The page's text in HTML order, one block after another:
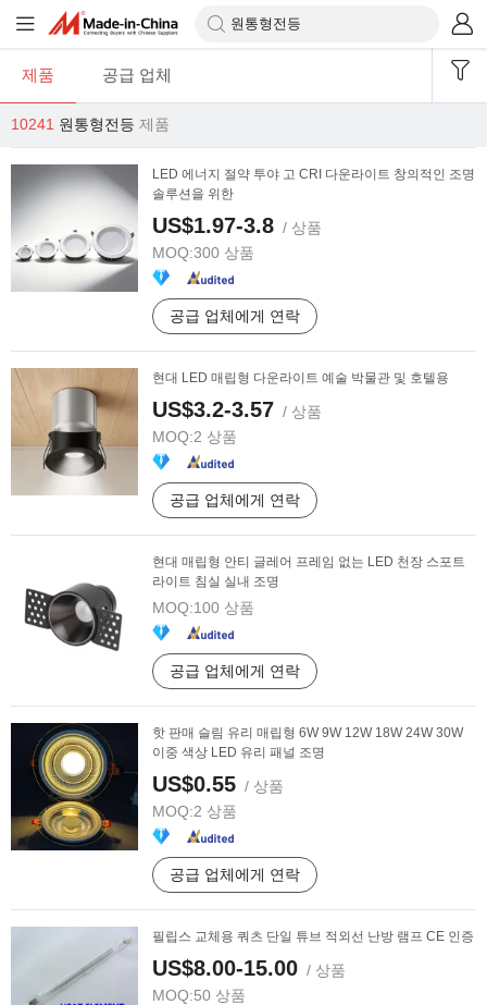
제품 공급 업체
10241 원통형전등 제품
LED 에너지 절약 투야 고 CRI 다운라이트 창의적인 조명
솔루션을 위한
US$1.97-3.8 / 상품
MOQ:300 상품
공급 업체에게 연락
현대 LED 매립형 다운라이트 예술 박물관 및 호텔용
US$3.2-3.57 / 상품
MOQ:2 상품
공급 업체에게 연락
현대 매립형 안티 글레어 프레임 없는 LED 천장 스포트
라이트 침실 실내 조명
MOQ:100 상품
공급 업체에게 연락
핫 판매 슬림 유리 매립형 6W 9W 12W 18W 24W 30W
이중 색상 LED 유리 패널 조명
US$0.55 / 상품
MOQ:2 상품
공급 업체에게 연락
필립스 교체용 쿼츠 단일 튜브 적외선 난방 램프 CE 인증
US$8.00-15.00 / 상품
MOQ:50 상품